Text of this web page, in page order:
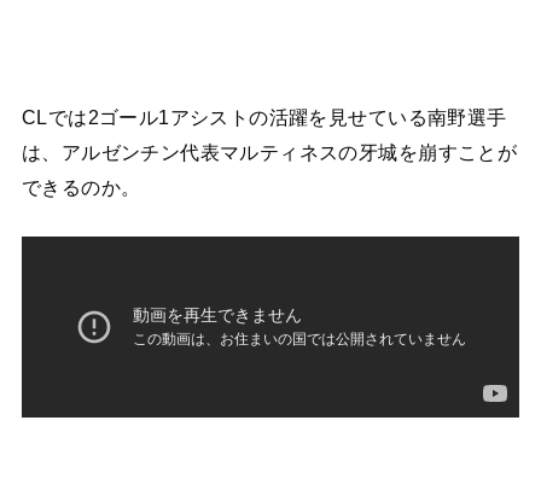
CLでは2ゴール1アシストの活躍を見せている南野選手
は、アルゼンチン代表マルティネスの牙城を崩すことが
できるのか。